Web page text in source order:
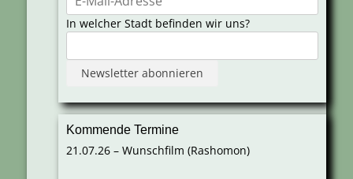
In welcher Stadt befinden wir uns?
Kommende Termine
21.07.26 – Wunschfilm (Rashomon)